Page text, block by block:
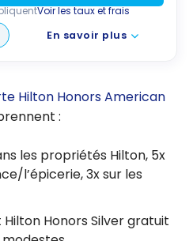
Voir les taux et frais
En savoir plus
Hilton Honors American
:
les propriétés Hilton, 5x
l’épicerie, 3x sur les
Hilton Honors Silver gratuit